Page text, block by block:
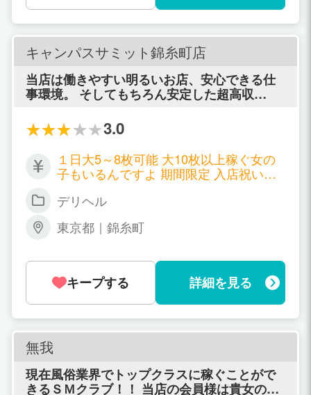
キャンパスサミット錦糸町店
当店は働きやすい明るいお店、安心できる仕
事環境。 そしてもちろん安定した超高収
めています。 初めての風俗のお仕事って、と
ても不安ですよね。ｷｬﾝｻﾐには未経験から始め
た女の子が沢山います。お客様と何を話した
り、どうｻｰﾋﾞｽしていいのか分からない…な
ど、とにかく最初は不安な事だらけ…。 でも
ご安心下さい！ ｽﾀｯﾌはもちろんのこと、ｷｬﾝｻﾐ
の女の子たちはとても優しい子ばかりですの
で、男性に聞きずらい事は回りの女の子が優
しく教えてくれます！もちろんﾌﾟﾗｲﾍﾞｰﾄの相
楽しく、安心してお仕事ができるように全力
でｻﾎﾟｰﾄいたします！！ ごくごく普通な女の子
大募集！ 「可愛くないし…」「ｽﾀｲﾙ悪いか
お客様には『ごくごく普通の女の子と擬似恋
愛を楽しみたい、ゆっくりお話をしたりして
過ごしたい』という紳士でゆとりのあるお客
様がほとんどです。 貴女らしく、笑顔で心の
こもったｻｰﾋﾞｽを提供できれば、何も心配はい
3.0
１日大5～8枚可能 大10枚以上稼ぐ女の
子もいるんですよ 期間限定 入店祝いボ
デリヘル
東京都｜錦糸町
キープする 詳細を見る
無我
現在風俗業界でトップクラスに稼ぐことがで
きるＳＭクラブ！！ 当店の会員様は貴女の